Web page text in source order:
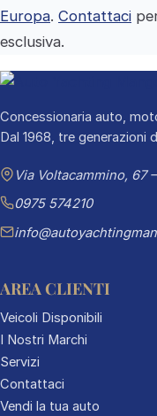
Europa. Contattaci
esclusiva.
Concessionaria auto,
Dal 1968, tre generazioni
Via Voltacammino, 67
0975 574210
AREA CLIENTI
Veicoli Disponibili
I Nostri Marchi
Servizi
Contattaci
Vendi la tua auto